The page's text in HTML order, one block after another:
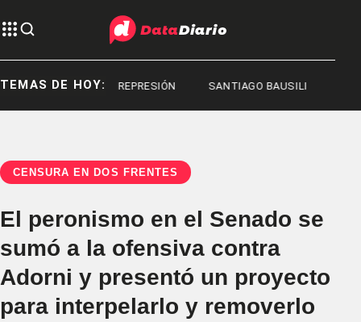
TEMAS DE HOY:
REPRESIÓN REPRESIÓN SANTIAGO BAUSILI
CENSURA EN DOS FRENTES
El peronismo en el Senado se
sumó a la ofensiva contra
Adorni y presentó un proyecto
para interpelarlo y removerlo